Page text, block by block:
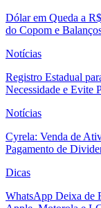
Dólar em Queda a
do Copom e
Notícias
Registro Estadual
Necessidade e Evite
Notícias
Cyrela: Venda de
Pagamento de
Dicas
WhatsApp Deixa de